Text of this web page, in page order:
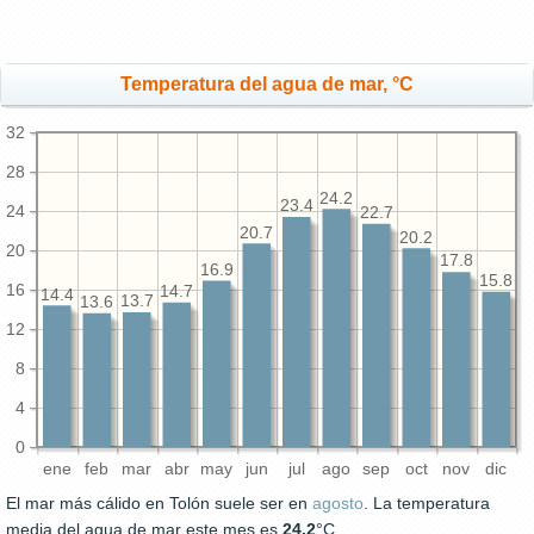
Temperatura del agua de mar, °C
ene feb mar abr may jun jul ago sep oct nov dic
0
4
8
12
16
20
24
28
32
15.8
17.8
20.2
22.7
24.2
23.4
20.7
16.9
14.7
13.7
13.6
14.4
El mar más cálido en Tolón suele ser en agosto. La temperatura
media del agua de mar este mes es 24.2°C.